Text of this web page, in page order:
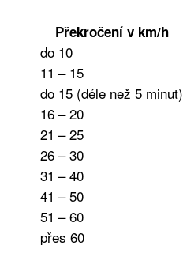
Překročení v km/h
do 10
11 – 15
do 15 (déle než 5 minut)
16 – 20
21 – 25
26 – 30
31 – 40
41 – 50
51 – 60
přes 60